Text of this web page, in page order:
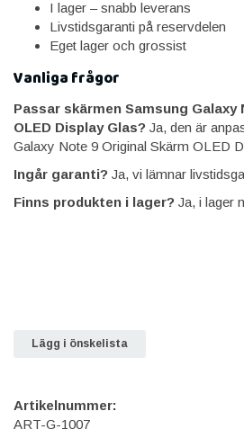
I lager – snabb leverans
Livstidsgaranti på reservdelen
Eget lager och grossist
Vanliga frågor
Passar skärmen Samsung Galaxy
OLED Display Glas? Ja, den är
Galaxy Note 9 Original Skärm OLED
Ingår garanti? Ja, vi lämnar
Finns produkten i lager? Ja, i lager
Lägg i önskelista
Artikelnummer:
ART-G-1007